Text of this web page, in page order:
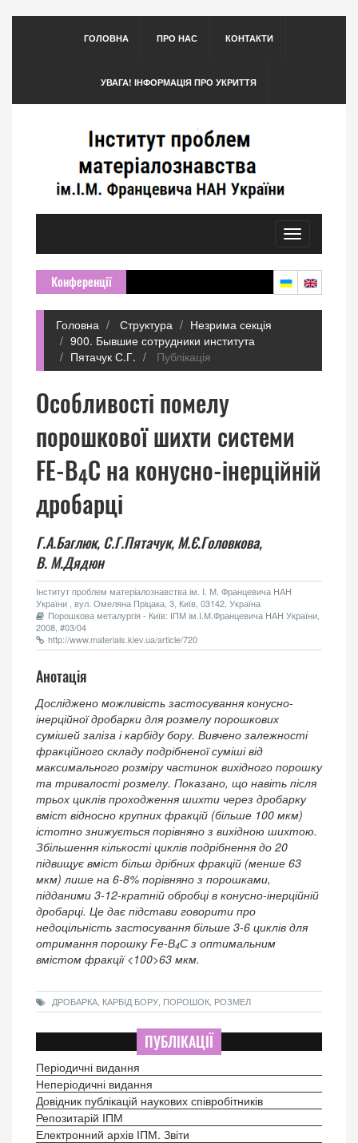
ГОЛОВНА ПРО НАС КОНТАКТИ
УВАГА! ІНФОРМАЦІЯ ПРО УКРИТТЯ
Toggle
navigation
Конференції
Головна Структура
Незрима секція
900. Бывшие сотрудники института
Пятачук С.Г.
Публікація
Особливості помелу
порошкової шихти системи
FE-B4C на конусно-інерційній
дробарці
Г.А.Баглюк, С.Г.Пятачук, М.Є.Головкова,
В. М.Дядюн
Інститут проблем матеріалознавства ім. І. М. Францевича НАН
України , вул. Омеляна Пріцака, 3, Київ, 03142, Україна
Порошкова металургія - Київ: ІПМ ім.І.М.Францевича НАН України,
2008, #03/04
http://www.materials.kiev.ua/article/720
Анотація
Досліджено можливість застосування конусно-
інерційної дробарки для розмелу порошкових
сумішей заліза і карбіду бору. Вивчено залежності
фракційного складу подрібненої суміші від
максимального розміру частинок вихідного порошку
та тривалості розмелу. Показано, що навіть після
трьох циклів проходження шихти через дробарку
вміст відносно крупних фракцій (більше 100 мкм)
істотно знижується порівняно з вихідною шихтою.
Збільшення кількості циклів подрібнення до 20
підвищує вміст більш дрібних фракцій (менше 63
мкм) лише на 6-8% порівняно з порошками,
підданими 3-12-кратній обробці в конусно-інерційній
дробарці. Це дає підстави говорити про
недоцільність застосування більше 3-6 циклів для
отримання порошку Fе-В4С з оптимальним
вмістом фракції <100>63 мкм.
ДРОБАРКА, КАРБІД БОРУ, ПОРОШОК, РОЗМЕЛ
ПУБЛІКАЦІЇ
Періодичні видання
Неперіодичні видання
Довідник публікацій наукових співробітників
Репозитарій ІПМ
Електронний архів ІПМ. Звіти